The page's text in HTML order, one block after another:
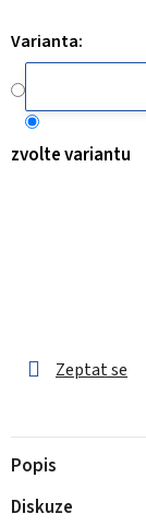
Varianta:
zvolte variantu
Zeptat se
Popis
Diskuze